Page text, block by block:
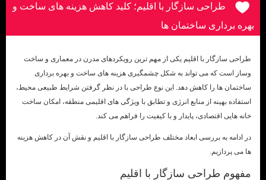
طراحی سازگار با اقلیم؛ کلید کاهش هزینه ‌های ساخت و
بهره‌ برداری ساختمان‌ ها
طراحی سازگار با اقلیم یکی از مهم ترین رویکردهای مدرن در معماری و ساخت
وساز است که می تواند به شکل چشمگیری هزینه های ساخت و بهره برداری
ساختمان ها را کاهش دهد. این نوع طراحی با در نظر گرفتن شرایط طبیعی محیط،
استفاده بهینه از منابع انرژی و تطابق با ویژگی های اقلیمی منطقه، امکان ساخت
خانه هایی اقتصادی، پایدار و با کیفیت را فراهم می کند.
در ادامه به بررسی ابعاد مختلف طراحی سازگار با اقلیم و نقش آن در کاهش هزینه
ها می پردازیم.
مفهوم طراحی سازگار با اقلیم